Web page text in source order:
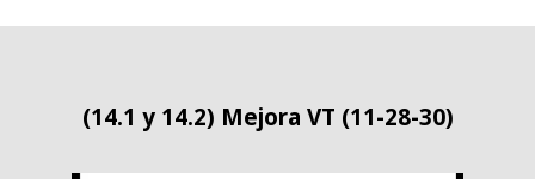
(14.1 y 14.2) Mejora VT (11-28-30)